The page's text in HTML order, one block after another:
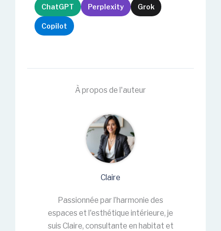
ChatGPT Perplexity Grok
Copilot
À propos de l'auteur
Claire
Passionnée par l’harmonie des
espaces et l'esthétique intérieure, je
suis Claire, consultante en habitat et